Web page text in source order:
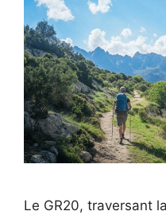
Le GR20, traversant